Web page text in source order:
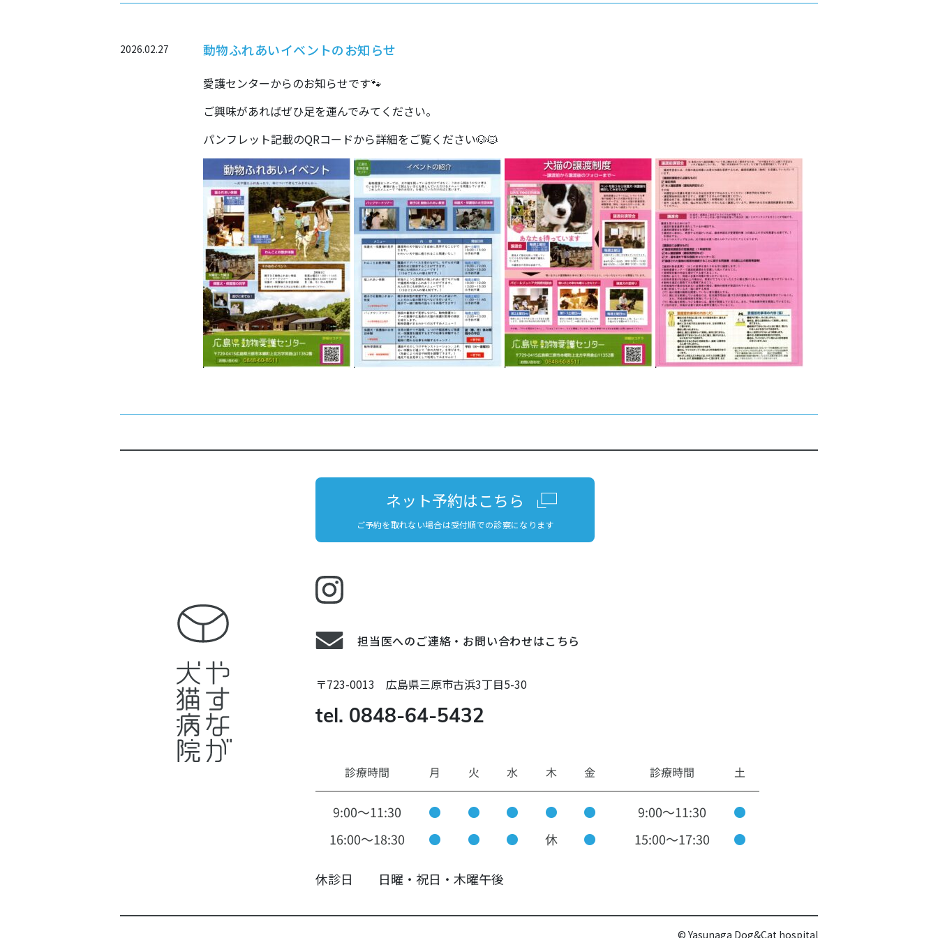
2026.02.27 動物ふれあいイベントのお知らせ
愛護センターからのお知らせです🐾
ご興味があればぜひ足を運んでみてください。
パンフレット記載のQRコードから詳細をご覧ください🐶🐱
ネット予約はこちら
ご予約を取れない場合は受付順での診察になります
担当医へのご連絡・お問い合わせはこちら
〒723-0013 広島県三原市古浜3丁目5-30
tel. 0848-64-5432
休診日 日曜・祝日・木曜午後
© Yasunaga Dog&Cat hospital